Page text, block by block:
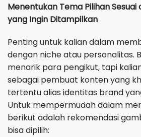
Menentukan Tema Pilihan Sesuai
yang Ingin Ditampilkan
Penting untuk kalian dalam
dengan niche atau personalitas.
menarik para pengikut, tapi
sebagai pembuat konten yang
tertentu alias identitas brand
Untuk mempermudah dalam
berikut adalah rekomendasi
bisa dipilih: